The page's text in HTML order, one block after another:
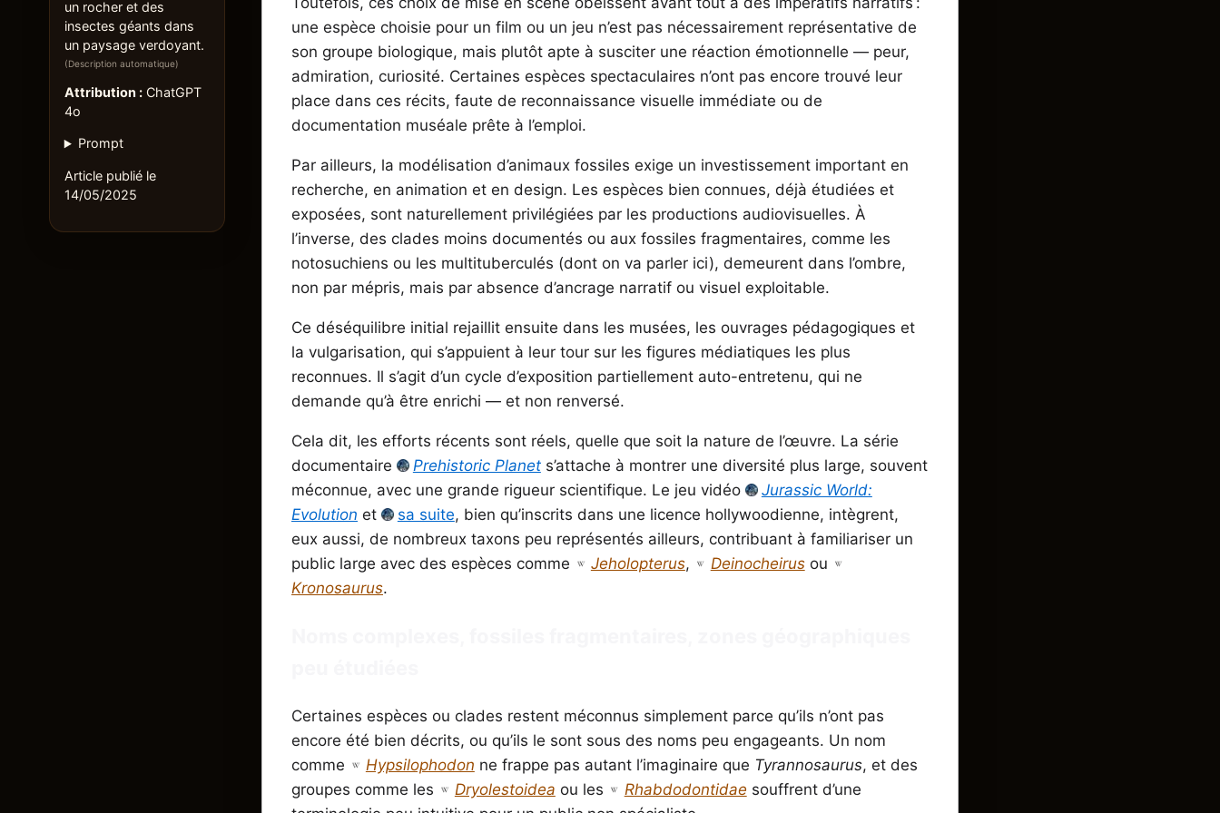
un rocher et des
insectes géants dans
un paysage verdoyant.
(Description automatique)
Attribution :ChatGPT
4o
Prompt
Article publié le
14/05/2025
une espèce choisie pour un film ou un jeu n’est pas nécessairement représentative de
son groupe biologique, mais plutôt apte à susciter une réaction émotionnelle — peur,
admiration, curiosité. Certaines espèces spectaculaires n’ont pas encore trouvé leur
place dans ces récits, faute de reconnaissance visuelle immédiate ou de
documentation muséale prête à l’emploi.
Par ailleurs, la modélisation d’animaux fossiles exige un investissement important en
recherche, en animation et en design. Les espèces bien connues, déjà étudiées et
exposées, sont naturellement privilégiées par les productions audiovisuelles. À
l’inverse, des clades moins documentés ou aux fossiles fragmentaires, comme les
notosuchiens ou les multituberculés (dont on va parler ici), demeurent dans l’ombre,
non par mépris, mais par absence d’ancrage narratif ou visuel exploitable.
Ce déséquilibre initial rejaillit ensuite dans les musées, les ouvrages pédagogiques et
la vulgarisation, qui s’appuient à leur tour sur les figures médiatiques les plus
reconnues. Il s’agit d’un cycle d’exposition partiellement auto-entretenu, qui ne
demande qu’à être enrichi — et non renversé.
Cela dit, les efforts récents sont réels, quelle que soit la nature de l’œuvre. La série
documentaire
Prehistoric Planets’attache à montrer une diversité plus large, souvent
méconnue, avec une grande rigueur scientifique. Le jeu vidéo
Jurassic World:
Evolution et sa suite, bien qu’inscrits dans une licence hollywoodienne, intègrent,
eux aussi, de nombreux taxons peu représentés ailleurs, contribuant à familiariser un
public large avec des espèces comme
Jeholopterus, Deinocheirusou
Kronosaurus.
Certaines espèces ou clades restent méconnus simplement parce qu’ils n’ont pas
encore été bien décrits, ou qu’ils le sont sous des noms peu engageants. Un nom
comme
Hypsilophodon ne frappe pas autant l’imaginaire que Tyrannosaurus, et des
groupes comme les
Dryolestoidea ou les Rhabdodontidae souffrent d’une